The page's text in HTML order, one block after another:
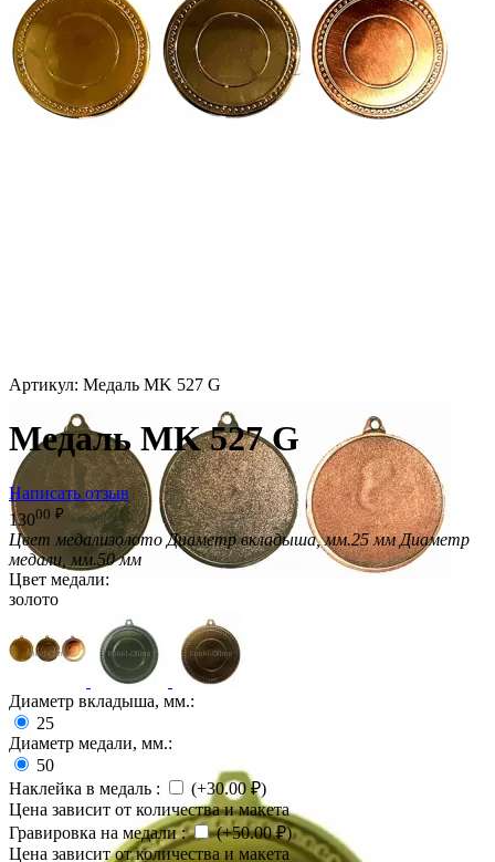
Артикул: Медаль MK 527 G
Медаль MK 527 G
Написать отзыв
13000 ₽
Цвет медализолото Диаметр вкладыша, мм.25 мм Диаметр
медали, мм.50 мм
Цвет медали:
золото
Диаметр вкладыша, мм.:
25
Диаметр медали, мм.:
50
Наклейка в медаль : (+30.00₽)
Цена зависит от количества и макета
Гравировка на медали: (+50.00₽)
Цена зависит от количества и макета